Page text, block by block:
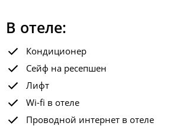
В отеле:
Кондиционер
Сейф на ресепшен
Лифт
Wi-fi в отеле
Проводной интернет в отеле